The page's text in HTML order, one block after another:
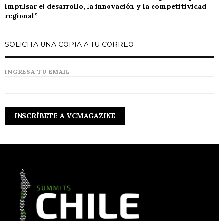
impulsar el desarrollo, la innovación y la competitividad
regional”
SOLICITA UNA COPIA A TU CORREO
INGRESA TU EMAIL